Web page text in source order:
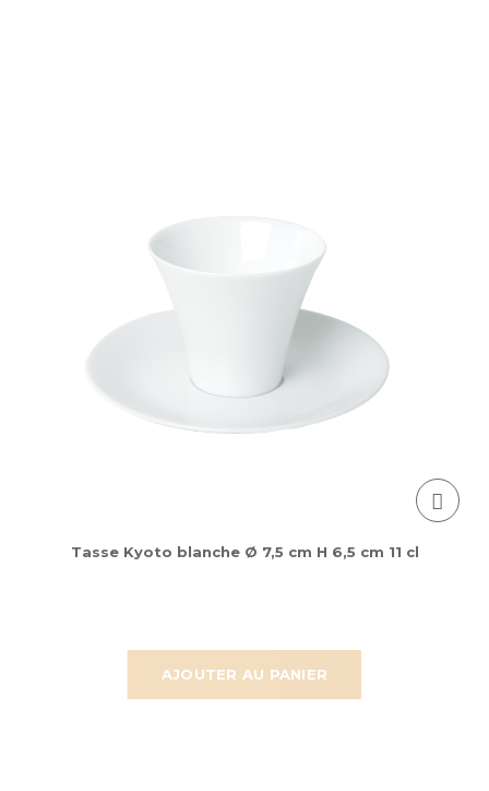
AJOUTER AU PANIER
Tasse Kyoto blanche Ø 7,5 cm H 6,5 cm 11 cl